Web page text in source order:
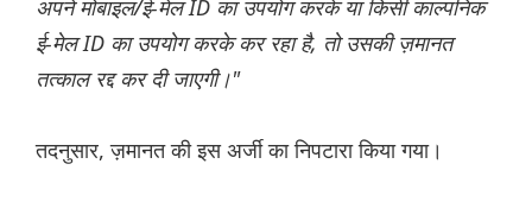
अपने मोबाइल/ई-मेल ID का उपयोग करके या किसी काल्पनिक
ई-मेल ID का उपयोग करके कर रहा है, तो उसकी ज़मानत
तत्काल रद्द कर दी जाएगी।"
तदनुसार, ज़मानत की इस अर्जी का निपटारा किया गया।